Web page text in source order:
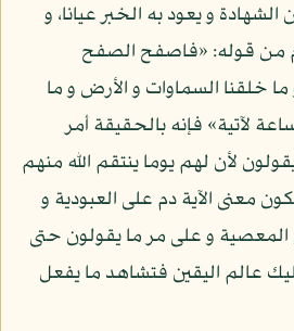
و يعود به الخبر عيانا، و
من قوله: «فاصفح الصفح
خلقنا السماوات و الأرض و ما
لآتية» فإنه بالحقيقة أمر
لأن لهم يوما ينتقم الله منهم
معنى الآية دم على العبودية و
و على مر ما يقولون حتى
عالم اليقين فتشاهد ما يفعل